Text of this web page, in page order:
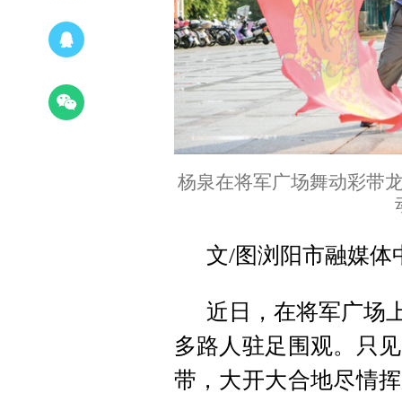
杨泉在将军广场舞动彩带
文/图浏阳市融媒体
近日，在将军广场
多路人驻足围观。只
带，大开大合地尽情